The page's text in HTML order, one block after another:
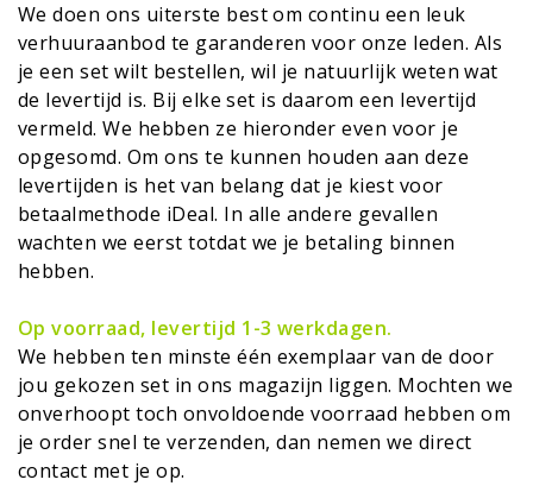
We doen ons uiterste best om continu een leuk
verhuuraanbod te garanderen voor onze leden. Als
je een set wilt bestellen, wil je natuurlijk weten wat
de levertijd is. Bij elke set is daarom een levertijd
vermeld. We hebben ze hieronder even voor je
opgesomd. Om ons te kunnen houden aan deze
levertijden is het van belang dat je kiest voor
betaalmethode iDeal. In alle andere gevallen
wachten we eerst totdat we je betaling binnen
hebben.
Op voorraad, levertijd 1-3 werkdagen.
We hebben ten minste één exemplaar van de door
jou gekozen set in ons magazijn liggen. Mochten we
onverhoopt toch onvoldoende voorraad hebben om
je order snel te verzenden, dan nemen we direct
contact met je op.